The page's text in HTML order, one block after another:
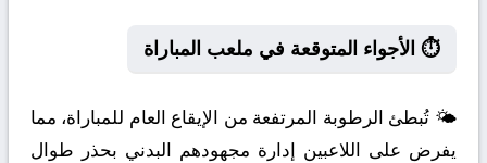
⏱️ الأجواء المتوقعة في ملعب المباراة
🌤️ تُبطئ الرطوبة المرتفعة من الإيقاع العام للمباراة، مما
يفرض على اللاعبين إدارة مجهودهم البدني بحذر طوال